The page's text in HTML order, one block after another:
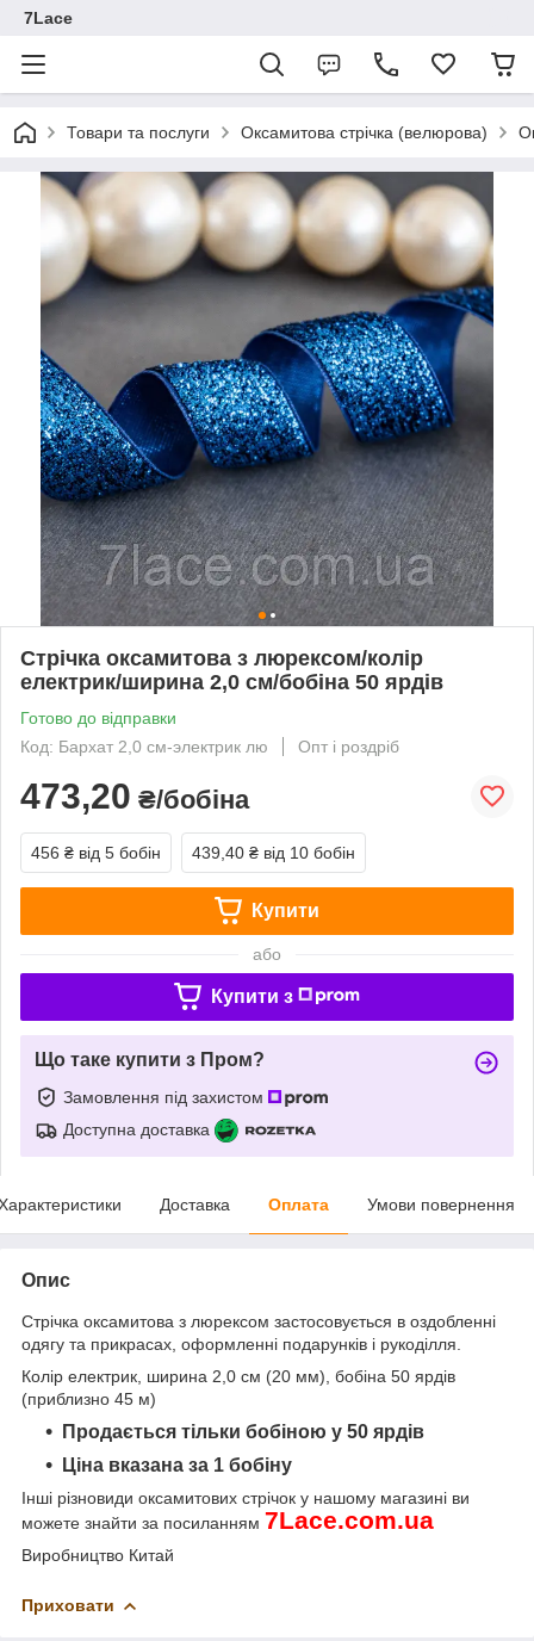
7Lace
Товари та послуги Оксамитова стрічка (велюрова)
Стрічка оксамитова з люрексом/колір
електрик/ширина 2,0 см/бобіна 50 ярдів
Готово до відправки
Код: Бархат 2,0 см-электрик лю
Опт і роздріб
473,20 ₴/бобіна
456 ₴ від 5 бобін 439,40 ₴ від 10 бобін
Купити
або
Купити з
Що таке купити з Пром?
Замовлення під захистом
Доступна доставка
Доставка Оплата Умови повернення
Опис
Стрічка оксамитова з люрексом застосовується в оздобленні
одягу та прикрасах, оформленні подарунків і рукоділля.
Колір електрик, ширина 2,0 см (20 мм), бобіна 50 ярдів
(приблизно 45 м)
Продається тільки бобіною у 50 ярдів
Ціна вказана за 1 бобіну
Інші різновиди оксамитових стрічок у нашому магазині ви
можете знайти за посиланням 7Lace.com.ua
Виробництво Китай
Приховати